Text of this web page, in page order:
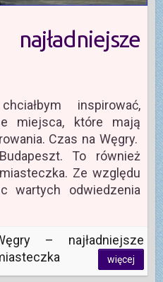
inspirować,
miejsca, które mają
Czas na Węgry.
To również
Ze względu
wartych odwiedzenia
– najładniejsze
więcej